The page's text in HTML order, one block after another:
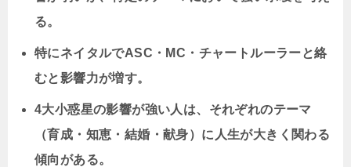
る。
特にネイタルでASC・MC・チャートルーラーと絡
むと影響力が増す。
4大小惑星の影響が強い人は、それぞれのテーマ
（育成・知恵・結婚・献身）に人生が大きく関わる
傾向がある。